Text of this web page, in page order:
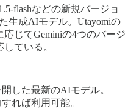
flashなどの新規バージョ
生成AIモデル。Utayomiの
じてGeminiの4つのバージ
ている。
した最新のAIモデル。
れば利用可能。